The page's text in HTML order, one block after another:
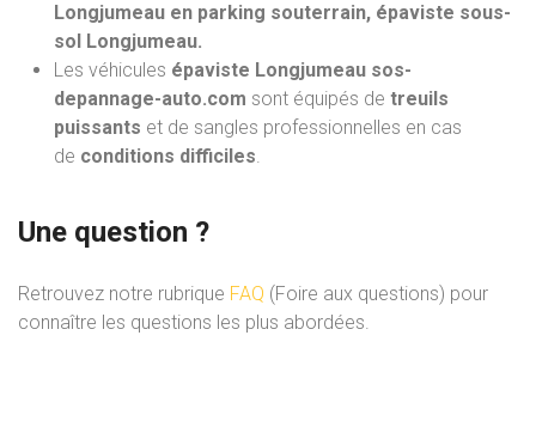
Longjumeau en parking souterrain, épaviste sous-
sol Longjumeau.
Les véhicules épaviste Longjumeau sos-
depannage-auto.com sont équipés de treuils
puissants et de sangles professionnelles en cas
de conditions difficiles.
Une question ?
Retrouvez notre rubrique FAQ (Foire aux questions) pour
connaître les questions les plus abordées.